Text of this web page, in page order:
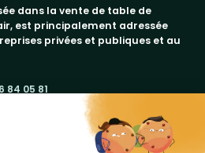
dans la vente de table de
est principalement adressée
privées et publiques et au
84 05 81